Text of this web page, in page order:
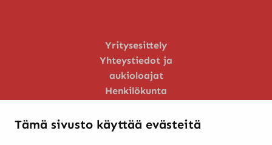
Tämä sivusto käyttää evästeitä
Yritysesittely
Yhteystiedot ja
aukioloajat
Henkilökunta